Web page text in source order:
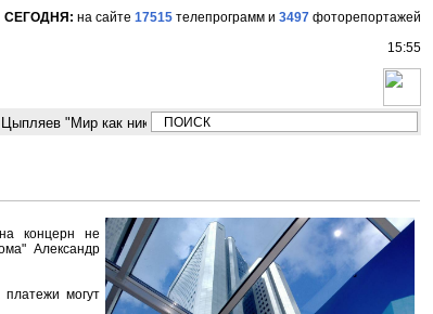
СЕГОДНЯ: на сайте 17515 телепрограмм и 3497 фоторепортажей
15:55
"Мир как никогда близко стоит к угрозе третьей
концерн не
Александр
могут